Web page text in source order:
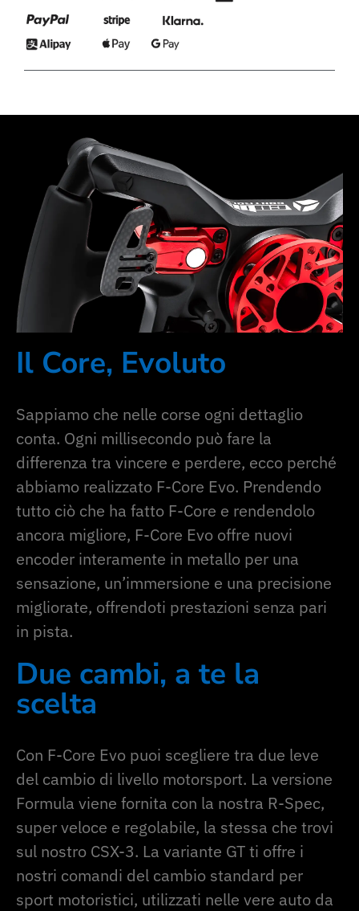
Il Core, Evoluto
Sappiamo che nelle corse ogni dettaglio
conta. Ogni millisecondo può fare la
differenza tra vincere e perdere, ecco perché
abbiamo realizzato F-Core Evo. Prendendo
tutto ciò che ha fatto F-Core e rendendolo
ancora migliore, F-Core Evo offre nuovi
encoder interamente in metallo per una
sensazione, un’immersione e una precisione
migliorate, offrendoti prestazioni senza pari
in pista.
Due cambi, a te la
scelta
Con F-Core Evo puoi scegliere tra due leve
del cambio di livello motorsport. La versione
Formula viene fornita con la nostra R-Spec,
super veloce e regolabile, la stessa che trovi
sul nostro CSX-3. La variante GT ti offre i
nostri comandi del cambio standard per
sport motoristici, utilizzati nelle vere auto da